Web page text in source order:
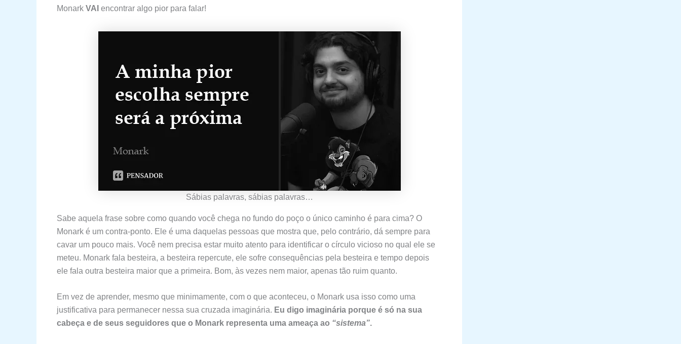
Monark VAI encontrar algo pior para falar!
Sábias palavras, sábias palavras…
Sabe aquela frase sobre como quando você chega no fundo do poço o único caminho é para cima? O
Monark é um contra-ponto. Ele é uma daquelas pessoas que mostra que, pelo contrário, dá sempre para
cavar um pouco mais. Você nem precisa estar muito atento para identificar o círculo vicioso no qual ele se
meteu. Monark fala besteira, a besteira repercute, ele sofre consequências pela besteira e tempo depois
ele fala outra besteira maior que a primeira. Bom, às vezes nem maior, apenas tão ruim quanto.
Em vez de aprender, mesmo que minimamente, com o que aconteceu, o Monark usa isso como uma
justificativa para permanecer nessa sua cruzada imaginária. Eu digo imaginária porque é só na sua
cabeça e de seus seguidores que o Monark representa uma ameaça ao “sistema”.